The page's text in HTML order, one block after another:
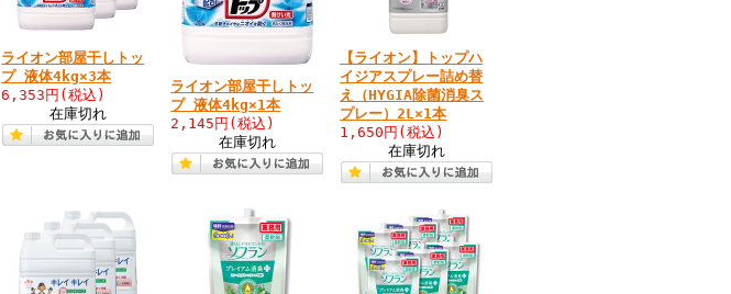
ライオン部屋干しトッ
プ 液体4kg×3本
6,353円 (税込)
在庫切れ
ライオン部屋干しトッ
プ 液体4kg×1本
2,145円 (税込)
在庫切れ
【ライオン】トップハ
イジアスプレー詰め替
え（HYGIA除菌消臭ス
プレー）2L×1本
1,650円 (税込)
在庫切れ